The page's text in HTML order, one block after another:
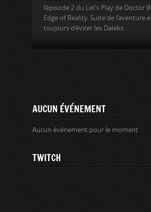
l’épisode 2 du Let’s Play de Doctor
Edge of Reality. Suite de l’aventure
toujours d’éviter les Daleks.
AUCUN ÉVÉNEMENT
Aucun événement pour le moment
TWITCH